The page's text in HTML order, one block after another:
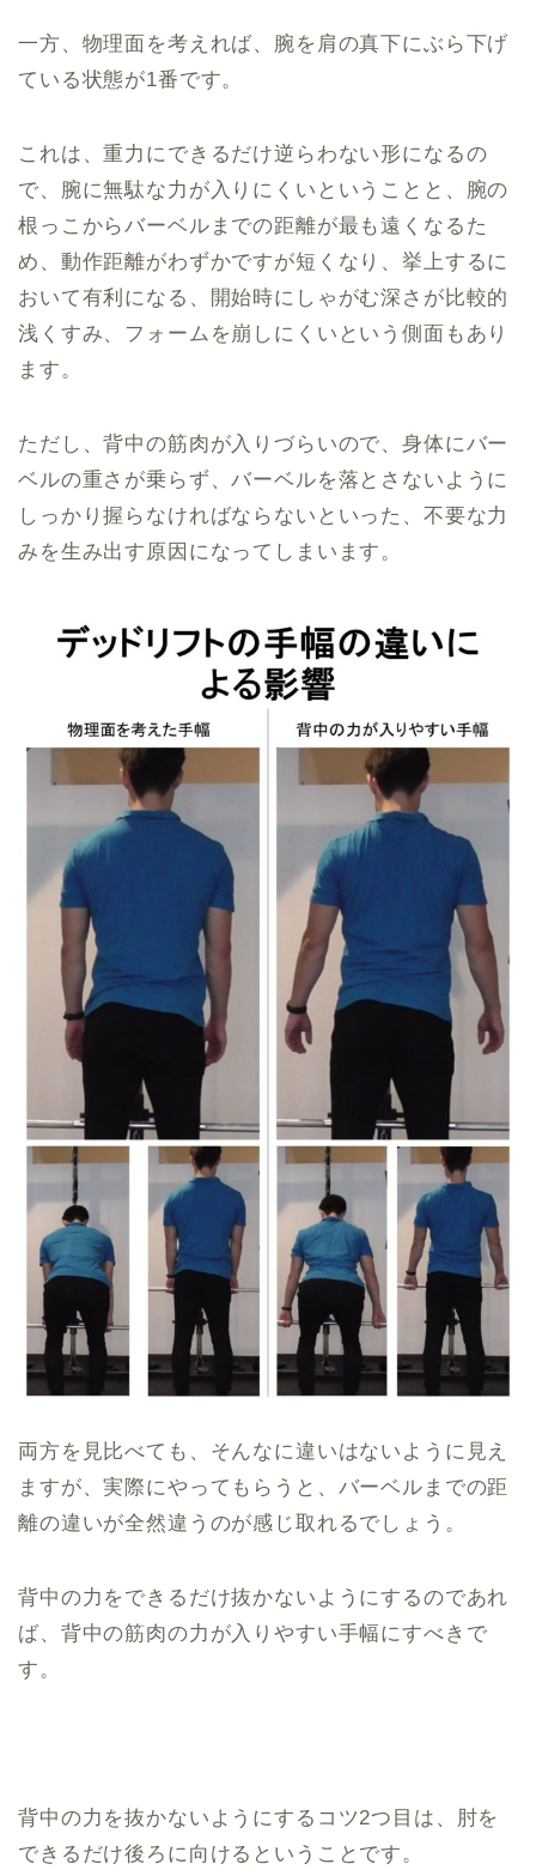
一方、物理面を考えれば、腕を肩の真下にぶら下げ
ている状態が1番です。
これは、重力にできるだけ逆らわない形になるの
で、腕に無駄な力が入りにくいということと、腕の
根っこからバーベルまでの距離が最も遠くなるた
め、動作距離がわずかですが短くなり、挙上するに
おいて有利になる、開始時にしゃがむ深さが比較的
浅くすみ、フォームを崩しにくいという側面もあり
ます。
ただし、背中の筋肉が入りづらいので、身体にバー
ベルの重さが乗らず、バーベルを落とさないように
しっかり握らなければならないといった、不要な力
みを生み出す原因になってしまいます。
両方を見比べても、そんなに違いはないように見え
ますが、実際にやってもらうと、バーベルまでの距
離の違いが全然違うのが感じ取れるでしょう。
背中の力をできるだけ抜かないようにするのであれ
ば、背中の筋肉の力が入りやすい手幅にすべきで
す。
背中の力を抜かないようにするコツ2つ目は、肘を
できるだけ後ろに向けるということです。